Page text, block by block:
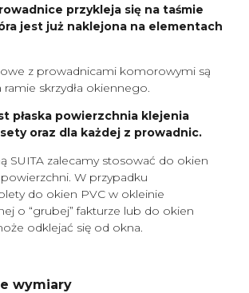
przykleja się na taśmie
jest już naklejona na elementach
z prowadnicami komorowymi są
skrzydła okiennego.
płaska powierzchnia klejenia
oraz dla każdej z prowadnic.
SUITA zalecamy stosować do okien
powierzchni. W przypadku
do okien PVC w okleinie
o “grubej” fakturze lub do okien
odklejać się od okna.
wymiary